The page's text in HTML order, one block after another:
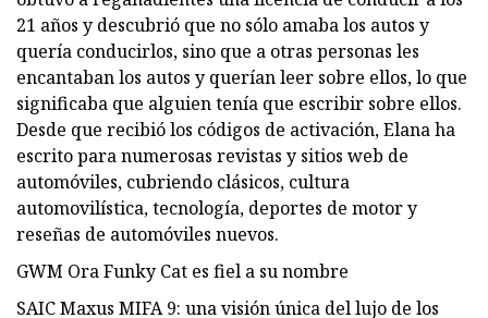
21 años y descubrió que no sólo amaba los autos y
quería conducirlos, sino que a otras personas les
encantaban los autos y querían leer sobre ellos, lo que
significaba que alguien tenía que escribir sobre ellos.
Desde que recibió los códigos de activación, Elana ha
escrito para numerosas revistas y sitios web de
automóviles, cubriendo clásicos, cultura
automovilística, tecnología, deportes de motor y
reseñas de automóviles nuevos.
GWM Ora Funky Cat es fiel a su nombre
SAIC Maxus MIFA 9: una visión única del lujo de los